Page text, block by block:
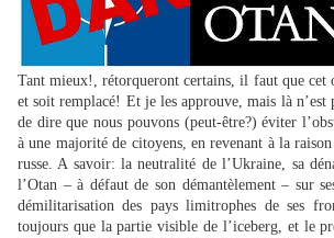
Tant mieux!, rétorqueront certains, il faut que cet
et soit remplacé! Et je les approuve, mais là n’est
de dire que nous pouvons (peut-être?) éviter
à une majorité de citoyens, en revenant à la
russe. A savoir: la neutralité de l’Ukraine, sa
l’Otan – à défaut de son démantèlement – sur
démilitarisation des pays limitrophes de ses
toujours que la partie visible de l’iceberg, et le